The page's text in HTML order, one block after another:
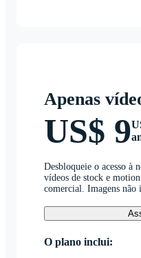
Apenas
US$ 9
Desbloqueie o acesso à
vídeos de stock e
comercial. Imagens não
O plano inclui: